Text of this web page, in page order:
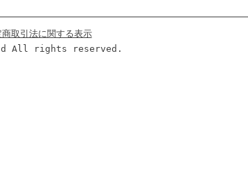
商取引法に関する表示
All rights reserved.